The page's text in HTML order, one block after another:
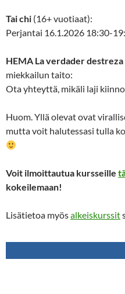
Tai chi (16+ vuotiaat):
Perjantai 16.1.2026 18:30-
HEMA La verdader destreza
miekkailun taito:
Ota yhteyttä, mikäli laji
Huom. Yllä olevat ovat
mutta voit halutessasi tulla
Voit ilmoittautua kursseille
kokeilemaan!
Lisätietoa myösalkeiskurssit